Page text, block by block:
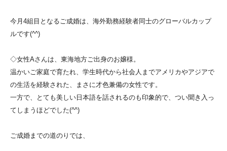
今月4組目となるご成婚は、 海外勤務経験者同士のグローバルカップ
ルです(^^)
◇女性Aさんは、東海地方ご出身のお嬢様。
温かいご家庭で育たれ、 学生時代から社会人までアメリカやアジアで
の生活を経験された、
まさに才色兼備の女性です。
一方で、とても美しい日本語を話されるのも印象的で、 つい聞き入っ
てしまうほどでした(^^)
ご成婚までの道のりでは、